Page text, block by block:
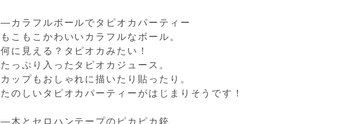
―カラフルボールでタピオカパーティー
もこもこかわいいカラフルなボール。
何に見える？タピオカみたい！
たっぷり入ったタピオカジュース。
カップもおしゃれに描いたり貼ったり。
たのしいタピオカパーティーがはじまりそうです！
―木とセロハンテープのピカピカ銃